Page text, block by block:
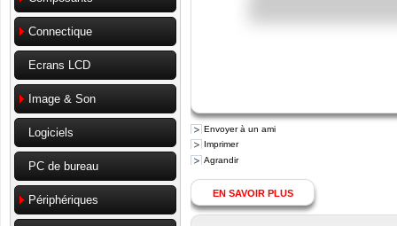
Connectique
Ecrans LCD
Image & Son
Logiciels
PC de bureau
Périphériques
Envoyer à un ami
Imprimer
Agrandir
EN SAVOIR PLUS